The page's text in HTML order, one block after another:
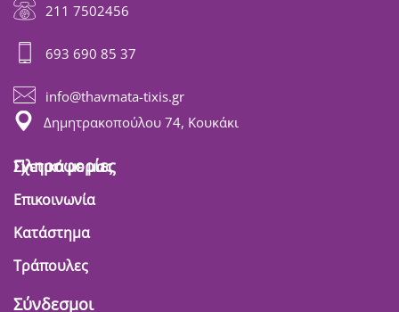
211 7502456
693 690 85 37
info@thavmata-tixis.gr
Δημητρακοπούλου 74, Κουκάκι
Πληροφορίες
Σχετικά με μας
Επικοινωνία
Κατάστημα
Τράπουλες
Σύνδεσμοι